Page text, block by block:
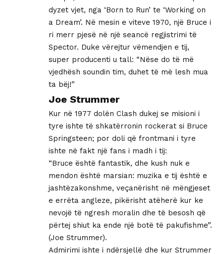
dyzet vjet, nga ‘Born to Run’ te ‘Working on
a Dream’. Në mesin e viteve 1970, një Bruce i
ri merr pjesë në një seancë regjistrimi të
Spector. Duke vërejtur vëmendjen e tij,
super producenti u tall: “Nëse do të më
vjedhësh soundin tim, duhet të më lesh mua
ta bëj!”
Joe Strummer
Kur në 1977 dolën Clash dukej se misioni i
tyre ishte të shkatërronin rockerat si Bruce
Springsteen; por doli që frontmani i tyre
ishte në fakt një fans i madh i tij:
“Bruce është fantastik, dhe kush nuk e
mendon është marsian: muzika e tij është e
jashtëzakonshme, veçanërisht në mëngjeset
e errëta angleze, pikërisht atëherë kur ke
nevojë të ngresh moralin dhe të besosh që
përtej shiut ka ende një botë të pakufishme”.
(Joe Strummer).
Admirimi ishte i ndërsjellë dhe kur Strummer